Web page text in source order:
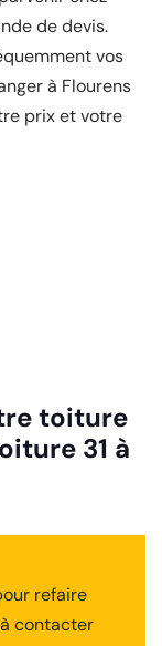
de devis.
vos
à Flourens
prix et votre
toiture
31 à
refaire
contacter